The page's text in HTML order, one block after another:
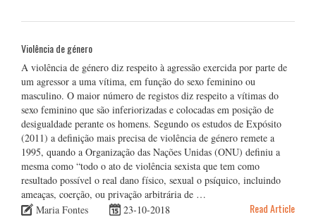
Violência de género
A violência de género diz respeito à agressão exercida por parte de
um agressor a uma vítima, em função do sexo feminino ou
masculino. O maior número de registos diz respeito a vítimas do
sexo feminino que são inferiorizadas e colocadas em posição de
desigualdade perante os homens. Segundo os estudos de Expósito
(2011) a definição mais precisa de violência de género remete a
1995, quando a Organização das Nações Unidas (ONU) definiu a
mesma como “todo o ato de violência sexista que tem como
resultado possível o real dano físico, sexual o psíquico, incluindo
ameaças, coerção, ou privação arbitrária de …
Maria Fontes
23-10-2018 Read Article